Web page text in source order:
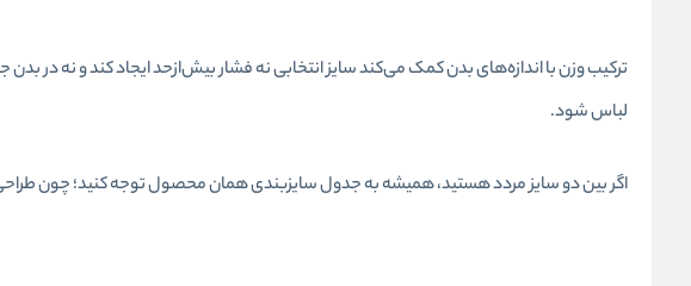
ترکیب وزن با اندازه‌های بدن کمک می‌کند سایز انتخابی نه فشار بیش‌ازحد ایجاد کند و نه در
لباس شود.
اگر بین دو سایز مردد هستید، همیشه به جدول سایزبندی همان محصول توجه کنید؛ چون